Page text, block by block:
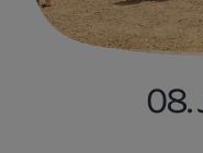
08.